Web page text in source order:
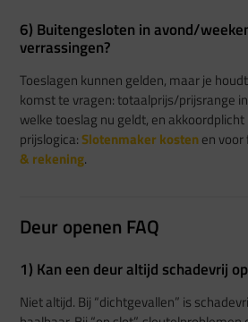
6) Buitengesloten in avond/
verrassingen?
Toeslagen kunnen gelden, maar je
komst te vragen: totaalprijs/prijsrange
welke toeslag nu geldt, en
prijslogica:Slotenmaker kostenen
& rekening.
Deur openen FAQ
1) Kan een deur altijd schadevrij
Niet altijd. Bij “dichtgevallen” is